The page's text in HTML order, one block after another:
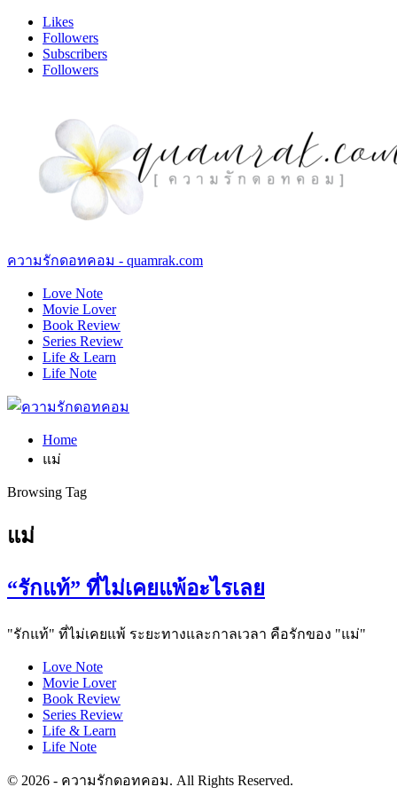
Likes
Followers
Subscribers
Followers
ความรักดอทคอม - quamrak.com
Love Note
Movie Lover
Book Review
Series Review
Life & Learn
Life Note
Home
แม่
Browsing Tag
แม่
“รักแท้” ที่ไม่เคยแพ้อะไรเลย
"รักแท้" ที่ไม่เคยแพ้ ระยะทางและกาลเวลา คือรักของ "แม่"
Love Note
Movie Lover
Book Review
Series Review
Life & Learn
Life Note
© 2026 - ความรักดอทคอม. All Rights Reserved.